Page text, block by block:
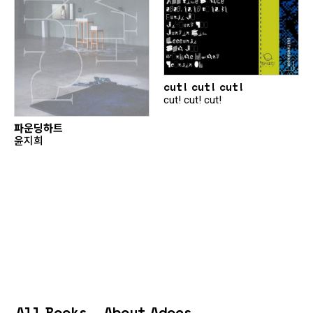
파운딩하트
윤지희
cut! cut! cut!
cut! cut! cut!